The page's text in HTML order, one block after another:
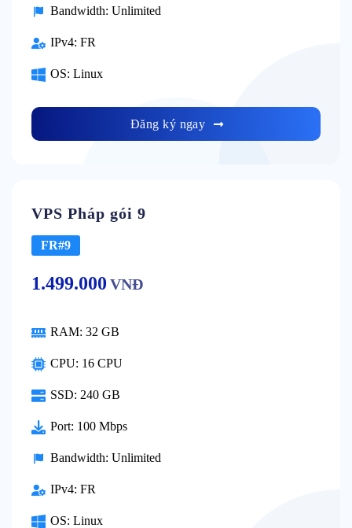
Bandwidth: Unlimited
IPv4: FR
OS: Linux
Đăng ký ngay
VPS Pháp gói 9
FR#9
1.499.000 VNĐ
RAM: 32 GB
CPU: 16 CPU
SSD: 240 GB
Port: 100 Mbps
Bandwidth: Unlimited
IPv4: FR
OS: Linux